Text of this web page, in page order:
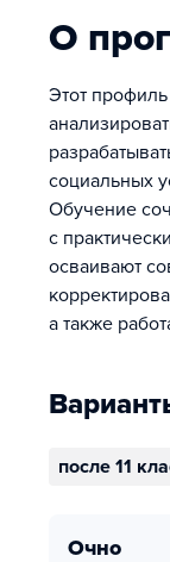
О
Этот
социальных
Обучение
с
осваивают
а также
после 11
очно